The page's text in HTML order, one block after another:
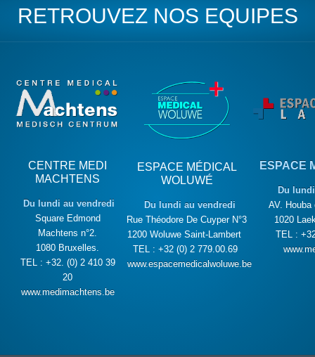
RETROUVEZ NOS EQUIPES
CENTRE MEDI
MACHTENS
Du lundi au vendredi
Square Edmond
Machtens n°2.
1080 Bruxelles.
TEL : +32. (0) 2 410 39
20
www.medimachtens.be
ESPACE MÉDICAL
WOLUWÉ
Du lundi au vendredi
Rue Théodore De Cuyper N°3
1200 Woluwe Saint-Lambert
TEL : +32 (0) 2 779.00.69
www.espacemedicalwoluwe.be
ESPACE
Du
AV. Houba
1020
TEL :